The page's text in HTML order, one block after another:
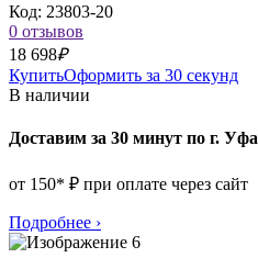
Код: 23803-20
0 отзывов
18 698₽
КупитьОформить за 30 секунд
В наличии
Доставим за 30 минут по г. Уфа
от 150* ₽ при оплате через сайт
Подробнее ›